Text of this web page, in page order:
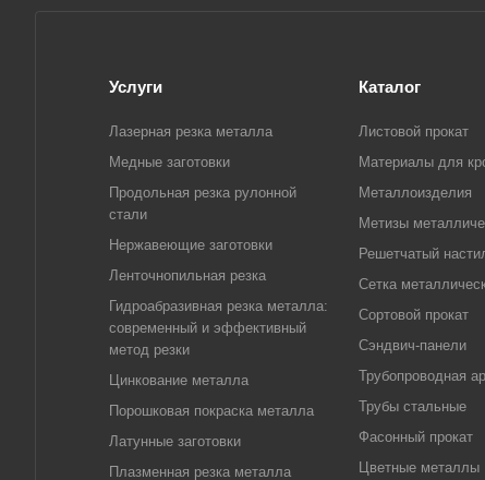
Услуги
Лазерная резка металла
Медные заготовки
Продольная резка рулонной
стали
Нержавеющие заготовки
Ленточнопильная резка
Гидроабразивная резка металла:
современный и эффективный
метод резки
Цинкование металла
Порошковая покраска металла
Латунные заготовки
Плазменная резка металла
Каталог
Листовой прокат
Материалы для
Металлоизделия
Метизы
Решетчатый
Сетка
Сортовой прокат
Сэндвич-панели
Трубопроводная
Трубы стальные
Фасонный прокат
Цветные металлы